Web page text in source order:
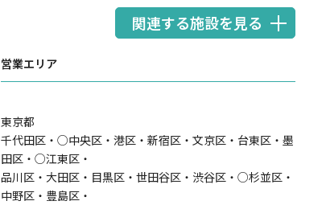
関連する施設を見る
営業エリア
東京都
千代田区・○中央区・港区・新宿区・文京区・台東区・墨
田区・○江東区・
品川区・大田区・目黒区・世田谷区・渋谷区・○杉並区・
中野区・豊島区・